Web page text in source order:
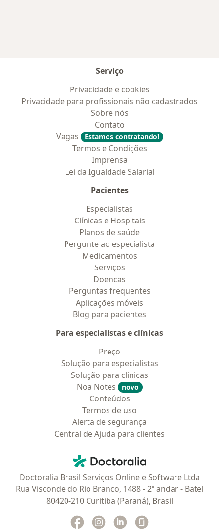
Serviço
Privacidade e cookies
Privacidade para profissionais não cadastrados
Sobre nós
Contato
Vagas
Estamos contratando!
Termos e Condições
Imprensa
Lei da Igualdade Salarial
Pacientes
Especialistas
Clínicas e Hospitais
Planos de saúde
Pergunte ao especialista
Medicamentos
Serviços
Doencas
Perguntas frequentes
Aplicações móveis
Blog para pacientes
Para especialistas e clínicas
Preço
Solução para especialistas
Solução para clinicas
Noa Notes
novo
Conteúdos
Termos de uso
Alerta de segurança
Central de Ajuda para clientes
Doctoralia - Homepage
Doctoralia Brasil Serviços Online e Software Ltda
Rua Visconde do Rio Branco, 1488 - 2º andar - Batel
80420-210 Curitiba (Paraná), Brasil
Facebook
abre num novo separador
Instagram
abre num novo separador
Linkedin
abre num novo